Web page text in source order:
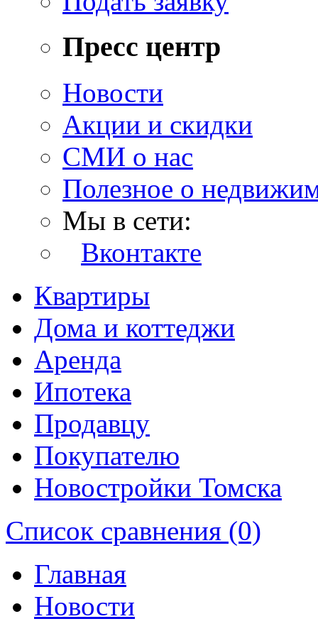
Пресс центр
Новости
Акции и скидки
СМИ о нас
Полезное о
Мы в сети:
Вконтакте
Квартиры
Дома и коттеджи
Аренда
Ипотека
Продавцу
Покупателю
Новостройки Томска
Список сравнения (0)
Главная
Новости